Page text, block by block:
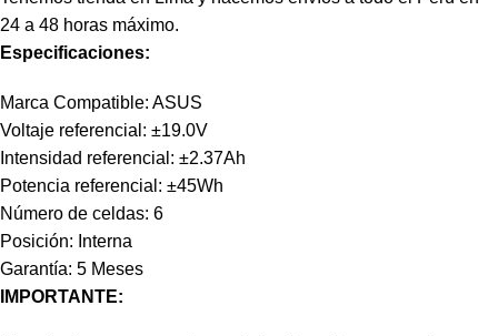
24 a 48 horas máximo.
Especificaciones:
Marca Compatible: ASUS
Voltaje referencial: ±19.0V
Intensidad referencial: ±2.37Ah
Potencia referencial: ±45Wh
Número de celdas: 6
Posición: Interna
Garantía: 5 Meses
IMPORTANTE: